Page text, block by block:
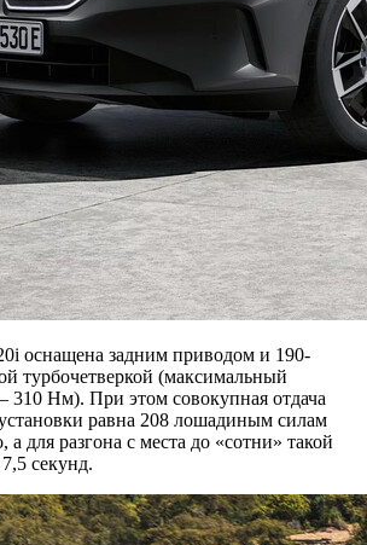
оснащена задним приводом и 190-
турбочетверкой (максимальный
Нм). При этом совокупная отдача
равна 208 лошадиным силам
для разгона с места до «сотни» такой
секунд.